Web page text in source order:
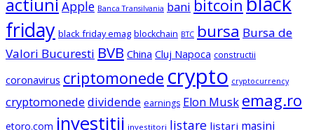
actiuni Apple Banca Transilvania bani bitcoin
friday black friday emag blockchain BTC bursa Bursa de
Valori Bucuresti BVB China Cluj Napoca constructii
coronavirus criptomonede crypto cryptocurrency
cryptomonede dividende earnings Elon Musk emag.ro
etoro.com investitii investitori listare listari masini